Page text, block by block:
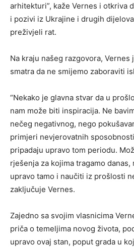
arhitekturi”, kaže Vernes i otkriva
i pozivi iz Ukrajine i drugih
preživjeli rat.
Na kraju našeg razgovora, Vernes
smatra da ne smijemo zaboraviti
“Nekako je glavna stvar da u
nam može biti inspiracija. Ne
nečeg negativnog, nego
primjeri nevjerovatnih
pripadaju upravo tom periodu.
rješenja za kojima tragamo danas,
upravo tamo i naučiti iz prošlosti
zaključuje Vernes.
Zajedno sa svojim vlasnicima
priča o temeljima novog života,
upravo ovaj stan, poput grada u